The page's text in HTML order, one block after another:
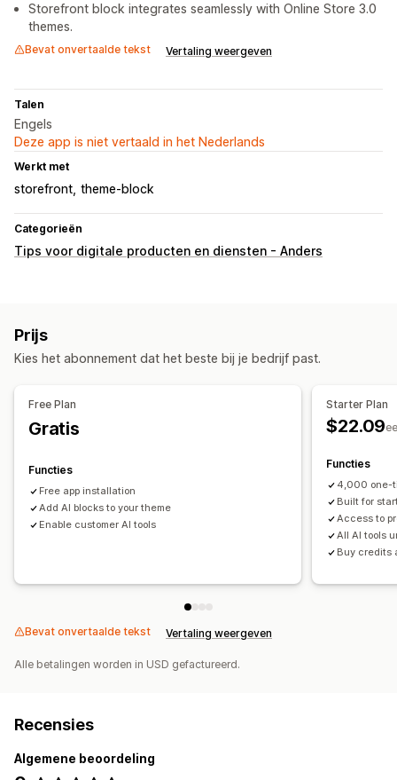
Storefront block integrates seamlessly with Online Store 3.0
themes.
Bevat onvertaalde tekst Vertaling weergeven
Talen
Engels
Deze app is niet vertaald in het Nederlands
Werkt met
storefront theme-block
Categorieën
Tips voor digitale producten en diensten - Anders
Prijs
Kies het abonnement dat het beste bij je bedrijf past.
Free Plan
Gratis
Functies
Free app installation
Add AI blocks to your theme
Enable customer AI tools
Starter Plan
$22.09
Functies
4,000 one-
Built for
Access to
All AI tools
Buy credits
Bevat onvertaalde tekst Vertaling weergeven
Alle betalingen worden in USD gefactureerd.
Recensies
Algemene beoordeling